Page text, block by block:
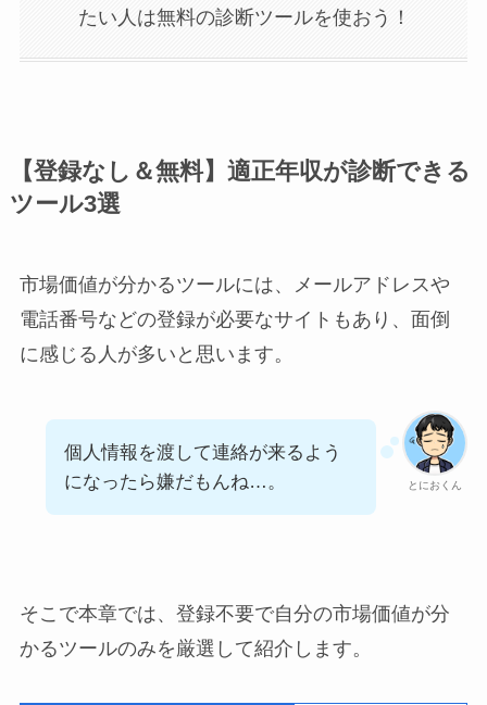
たい人は無料の診断ツールを使おう！
【登録なし＆無料】適正年収が診断できる
ツール3選
市場価値が分かるツールには、メールアドレスや
電話番号などの登録が必要なサイトもあり、面倒
に感じる人が多いと思います。
とにおくん
個人情報を渡して連絡が来るよう
になったら嫌だもんね…。
そこで本章では、登録不要で自分の市場価値が分
かるツールのみを厳選して紹介します。